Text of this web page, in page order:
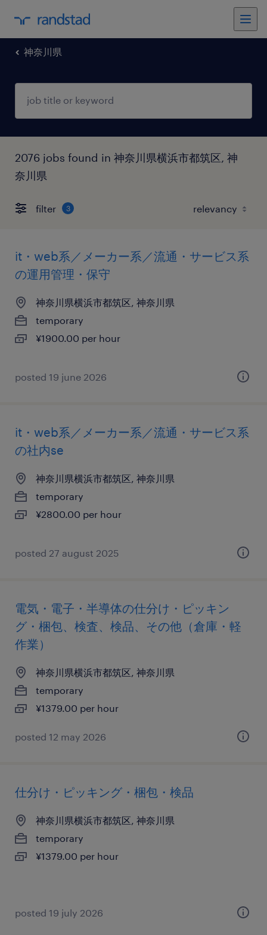
神奈川県
2076 jobs found in 神奈川県横浜市都筑区, 神
奈川県
filter 3
it・web系／メーカー系／流通・サービス系
の運用管理・保守
神奈川県横浜市都筑区, 神奈川県
temporary
¥1900.00 per hour
posted 19 june 2026
it・web系／メーカー系／流通・サービス系
の社内se
神奈川県横浜市都筑区, 神奈川県
temporary
¥2800.00 per hour
posted 27 august 2025
電気・電子・半導体の仕分け・ピッキン
グ・梱包、検査、検品、その他（倉庫・軽
作業）
神奈川県横浜市都筑区, 神奈川県
temporary
¥1379.00 per hour
posted 12 may 2026
仕分け・ピッキング・梱包・検品
神奈川県横浜市都筑区, 神奈川県
temporary
¥1379.00 per hour
posted 19 july 2026